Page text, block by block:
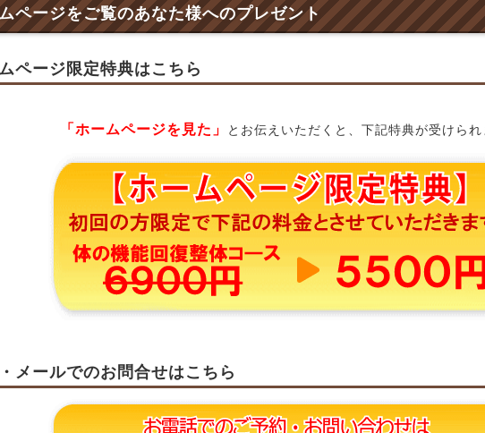
ページをご覧のあなた様へのプレゼント
ページ限定特典はこちら
「ホームページを見た」 とお伝えいただくと、下記特典が受けられ
メールでのお問合せはこちら